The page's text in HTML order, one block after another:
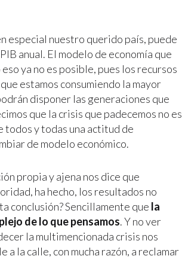
especial nuestro querido país, puede
anual. El modelo de economía que
ya no es posible, pues los recursos
estamos consumiendo la mayor
disponer las generaciones que
que la crisis que padecemos no es
todos y todas una actitud de
de modelo económico.
propia y ajena nos dice que
ha hecho, los resultados no
conclusión? Sencillamente que la
de lo que pensamos. Y no ver
la multimencionada crisis nos
a la calle, con mucha razón, a reclamar